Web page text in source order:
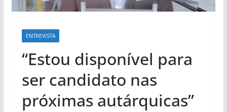
ENTREVISTA
“Estou disponível para
ser candidato nas
próximas autárquicas”